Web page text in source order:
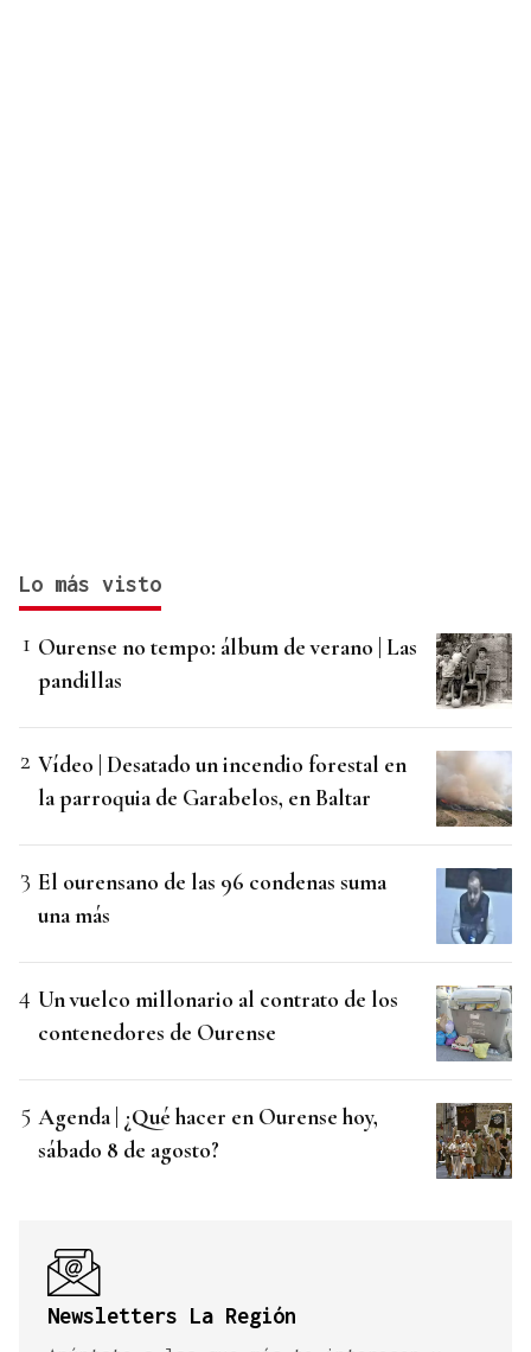
Lo más visto
Ourense no tempo: álbum de verano | Las
pandillas
Vídeo | Desatado un incendio forestal en
la parroquia de Garabelos, en Baltar
El ourensano de las 96 condenas suma
una más
Un vuelco millonario al contrato de los
contenedores de Ourense
Agenda | ¿Qué hacer en Ourense hoy,
sábado 8 de agosto?
Newsletters La Región